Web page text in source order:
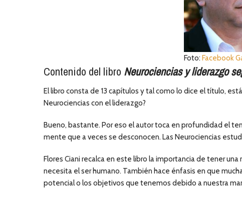
Foto:Facebook
Contenido del libro Neurociencias y liderazgo
El libro consta de 13 capítulos y tal como lo dice el título,
Neurociencias con el liderazgo?
Bueno, bastante. Por eso el autor toca en profundidad el
mente que a veces se desconocen. Las Neurociencias
Flores Ciani recalca en este libro la importancia de tener
necesita el ser humano. También hace énfasis en que
potencial o los objetivos que tenemos debido a nuestra